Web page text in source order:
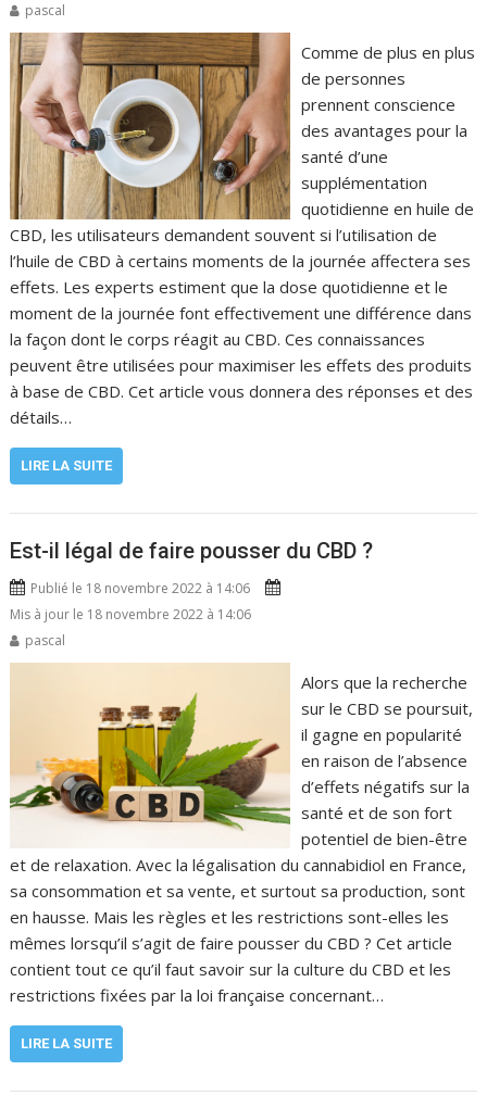
pascal
Comme de plus en plus
de personnes
prennent conscience
des avantages pour la
santé d’une
supplémentation
quotidienne en huile de
CBD, les utilisateurs demandent souvent si l’utilisation de
l’huile de CBD à certains moments de la journée affectera ses
effets. Les experts estiment que la dose quotidienne et le
moment de la journée font effectivement une différence dans
la façon dont le corps réagit au CBD. Ces connaissances
peuvent être utilisées pour maximiser les effets des produits
à base de CBD. Cet article vous donnera des réponses et des
détails…
LIRE LA SUITE
Est-il légal de faire pousser du CBD ?
Publié le 18 novembre 2022 à 14:06
Mis à jour le 18 novembre 2022 à 14:06
pascal
Alors que la recherche
sur le CBD se poursuit,
il gagne en popularité
en raison de l’absence
d’effets négatifs sur la
santé et de son fort
potentiel de bien-être
et de relaxation. Avec la légalisation du cannabidiol en France,
sa consommation et sa vente, et surtout sa production, sont
en hausse. Mais les règles et les restrictions sont-elles les
mêmes lorsqu’il s’agit de faire pousser du CBD ? Cet article
contient tout ce qu’il faut savoir sur la culture du CBD et les
restrictions fixées par la loi française concernant…
LIRE LA SUITE